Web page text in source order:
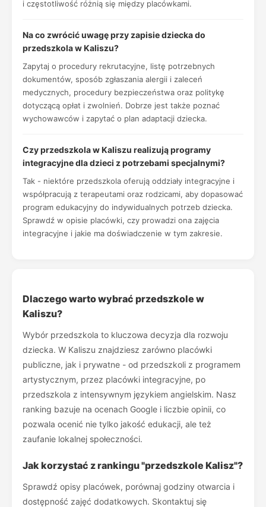
i częstotliwość różnią się między placówkami.
Na co zwrócić uwagę przy zapisie dziecka do
przedszkola w Kaliszu?
Zapytaj o procedury rekrutacyjne, listę potrzebnych
dokumentów, sposób zgłaszania alergii i zaleceń
medycznych, procedury bezpieczeństwa oraz politykę
dotyczącą opłat i zwolnień. Dobrze jest także poznać
wychowawców i zapytać o plan adaptacji dziecka.
Czy przedszkola w Kaliszu realizują programy
integracyjne dla dzieci z potrzebami specjalnymi?
Tak - niektóre przedszkola oferują oddziały integracyjne i
współpracują z terapeutami oraz rodzicami, aby dopasować
program edukacyjny do indywidualnych potrzeb dziecka.
Sprawdź w opisie placówki, czy prowadzi ona zajęcia
integracyjne i jakie ma doświadczenie w tym zakresie.
Dlaczego warto wybrać przedszkole w
Kaliszu?
Wybór przedszkola to kluczowa decyzja dla rozwoju
dziecka. W Kaliszu znajdziesz zarówno placówki
publiczne, jak i prywatne - od przedszkoli z programem
artystycznym, przez placówki integracyjne, po
przedszkola z intensywnym językiem angielskim. Nasz
ranking bazuje na ocenach Google i liczbie opinii, co
pozwala ocenić nie tylko jakość edukacji, ale też
zaufanie lokalnej społeczności.
Jak korzystać z rankingu "przedszkole Kalisz"?
Sprawdź opisy placówek, porównaj godziny otwarcia i
dostępność zajęć dodatkowych. Skontaktuj się